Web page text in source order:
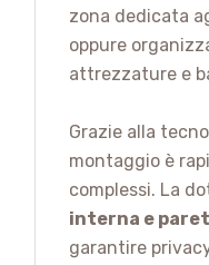
zona dedicata
oppure
attrezzature e
Grazie alla
montaggio è
complessi. La
interna e
garantire